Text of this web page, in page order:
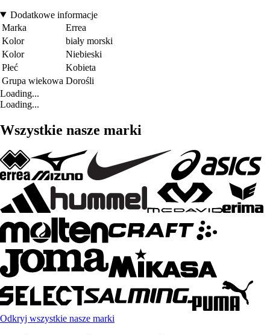
Dodatkowe informacje
Marka
Errea
Kolor
biały morski
Kolor
Niebieski
Płeć
Kobieta
Grupa wiekowa Dorośli
Loading...
Loading...
Wszystkie nasze marki
Odkryj wszystkie nasze marki